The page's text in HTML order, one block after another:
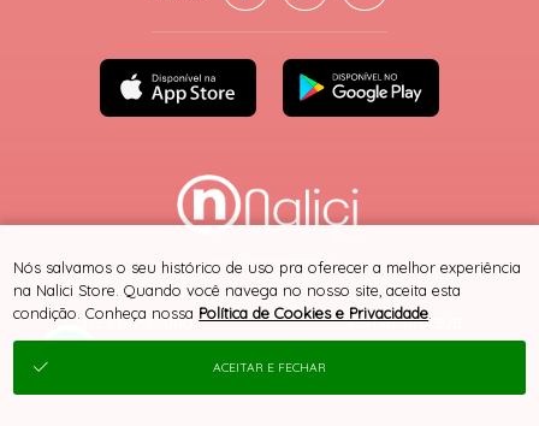
SITE 100% SEGURO PLATAFORMA B2B
® TODOS DIREITOS RESERVADOS
Nós salvamos o seu histórico de uso pra oferecer a melhor experiência
na Nalici Store. Quando você navega no nosso site, aceita esta
condição. Conheça nossa Política de Cookies e Privacidade
ACEITAR E FECHAR